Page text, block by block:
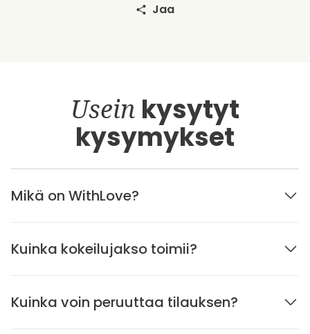
Jaa
Usein kysytyt
kysymykset
Mikä on WithLove?
Kuinka kokeilujakso toimii?
Kuinka voin peruuttaa tilauksen?